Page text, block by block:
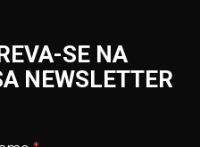
SE NA
NEWSLETTER